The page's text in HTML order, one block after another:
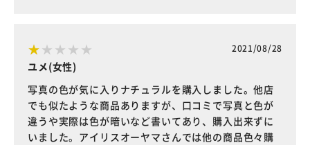
2021/08/28
ユメ(女性)
写真の色が気に入りナチュラルを購入しました。他店
でも似たような商品ありますが、口コミで写真と色が
違うや実際は色が暗いなど書いてあり、購入出来ずに
いました。アイリスオーヤマさんでは他の商品色々購